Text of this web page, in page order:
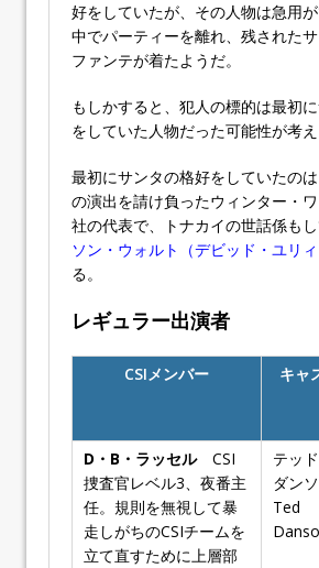
好をしていたが、その人物は急用
中でパーティーを離れ、残された
ファンテが着たようだ。
もしかすると、犯人の標的は最初
をしていた人物だった可能性が考え
最初にサンタの格好をしていたの
の演出を請け負ったウィンター・
社の代表で、トナカイの世話係も
ソン・ウォルト（デビッド・ユリィ
る。
レギュラー出演者
CSIメンバー キャ
D・B・ラッセルCSI
捜査官レベル3、夜番主
任。規則を無視して暴
走しがちのCSIチームを
立て直すために上層部
テッド
ダン
Ted